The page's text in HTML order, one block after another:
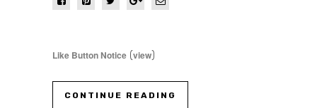
Like Button Notice (view)
CONTINUE READING